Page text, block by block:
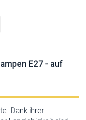
E27 - auf
Dank ihrer